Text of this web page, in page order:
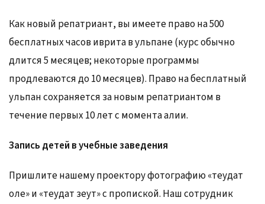
Как новый репатриант, вы имеете право на 500
бесплатных часов иврита в ульпане (курс обычно
длится 5 месяцев; некоторые программы
продлеваются до 10 месяцев). Право на бесплатный
ульпан сохраняется за новым репатриантом в
течение первых 10 лет с момента алии.
Запись детей в учебные заведения
Пришлите нашему проектору фотографию «теудат
оле» и «теудат зеут» с пропиской. Наш сотрудник